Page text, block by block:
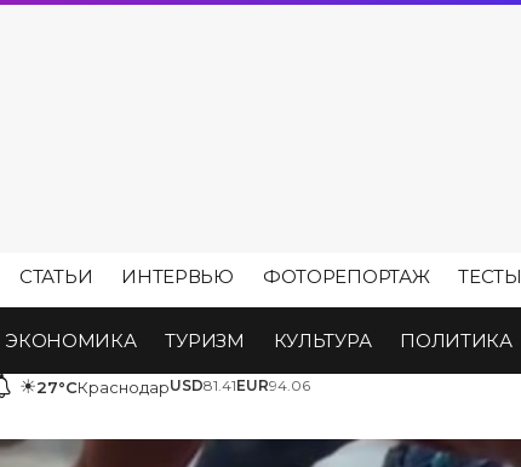
СТАТЬИ ИНТЕРВЬЮ ФОТОРЕПОРТАЖ ТЕСТЫ
ЭКОНОМИКА ТУРИЗМ КУЛЬТУРА ПОЛИТИКА
☀27°CКраснодарUSD81.41EUR94.06